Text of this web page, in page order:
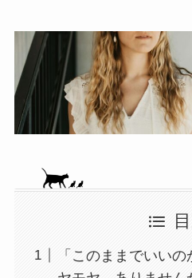
「このままでいい